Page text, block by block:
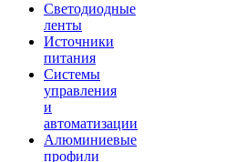
Светодиодные
ленты
Источники
питания
Системы
управления
и
автоматизации
Алюминиевые
профили